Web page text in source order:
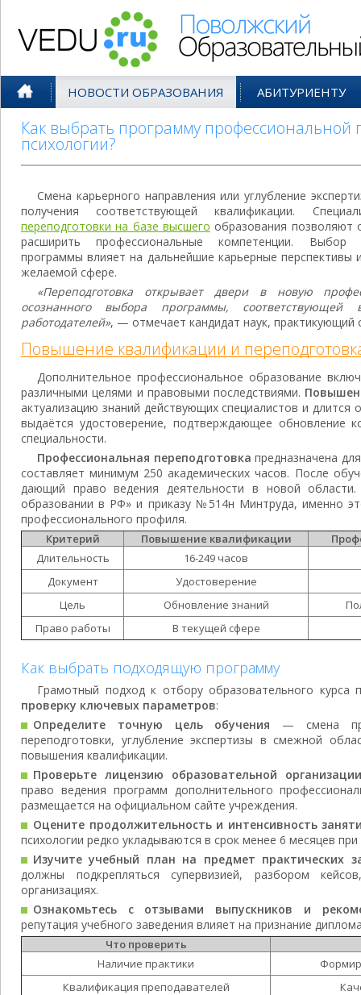
НОВОСТИ ОБРАЗОВАНИЯ АБИТУРИЕНТУ
Как выбрать программу профессиональной
психологии?
Смена карьерного направления или углубление
получения соответствующей квалификации.
переподготовки на базе высшего образования позволяют
расширить профессиональные компетенции. Выбор
программы влияет на дальнейшие карьерные перспективы
желаемой сфере.
«Переподготовка открывает двери в новую
осознанного выбора программы,
работодателей», — отмечает кандидат наук, практикующий
Повышение квалификации и
Дополнительное профессиональное образование
различными целями и правовыми последствиями.
актуализацию знаний действующих специалистов и
выдаётся удостоверение, подтверждающее обновление
специальности.
Профессиональная переподготовка предназначена
составляет минимум 250 академических часов. После
дающий право ведения деятельности в новой
образовании в РФ» и приказу №514н Минтруда, именно
профессионального профиля.
Критерий Повышение квалификации
Длительность
16-249 часов
Документ
Удостоверение
Цель
Обновление знаний
Право работы
В текущей сфере
Как выбрать подходящую программу
Грамотный подход к отбору образовательного курса
проверку ключевых параметров:
Определите точную цель обучения — смена
переподготовки, углубление экспертизы в смежной
повышения квалификации.
Проверьте лицензию образовательной организации
право ведения программ дополнительного
размещается на официальном сайте учреждения.
Оцените продолжительность и интенсивность
психологии редко укладываются в срок менее 6 месяцев при
Изучите учебный план на предмет практических
должны подкрепляться супервизией, разбором
организациях.
Ознакомьтесь с отзывами выпускников и
репутация учебного заведения влияет на признание
Что проверить
Наличие практики
Квалификация преподавателей